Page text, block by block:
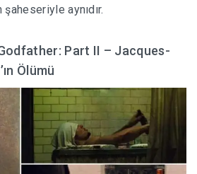
aynıdır.
Part II – Jacques-
Ölümü